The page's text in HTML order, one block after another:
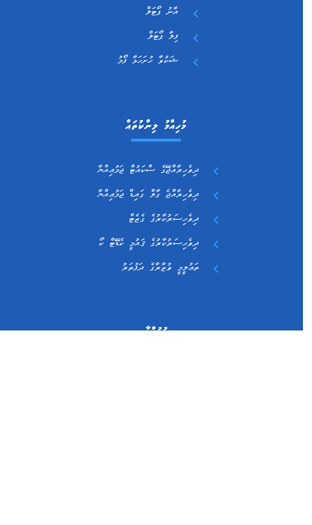
އާނު ޕޯޓަލް
ފިލާ ޕޯޓަލް
ޝަކުވާ ހުށަހަޅާ ފޯމު
މުހިއްމު ލިންކުތައް
ދިވެހިރާއްޖޭގެ ސްކައުޓް ޖަމުޢިއްޔާ
ދިވެހިރާއްޖެ ގާލް ގައިޑް ޖަމުޢިއްޔާ
ދިވެހިސަރުކާރުގެ ގެޒެޓް
ދިވެހިސަރުކާރުގެ ޤައުމީ ކެޑޭޓް ކޯ
ތަޢުލީމީ ވުޒާރާގެ ދަފުތަރު
ގުޅުއްވާ